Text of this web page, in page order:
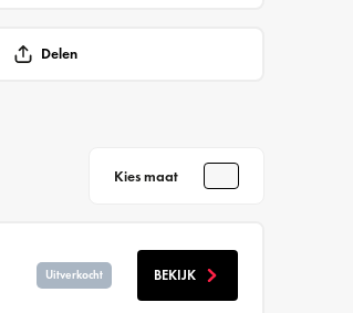
Delen
Kies maat
Uitverkocht BEKIJK